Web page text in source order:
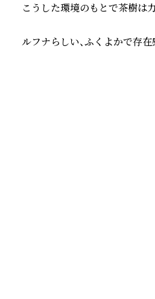
こうした環境のもとで茶樹は
ルフナらしい、ふくよかで存